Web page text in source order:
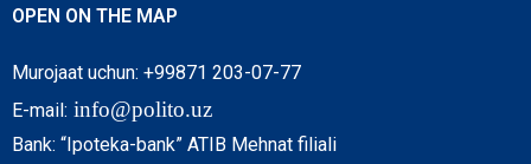
OPEN ON THE MAP
Murojaat uchun: +99871 203-07-77
E-mail: info@polito.uz
Bank: “Ipoteka-bank” ATIB Mehnat filiali